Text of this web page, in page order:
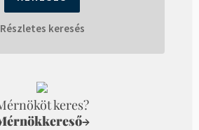
Részletes keresés
keres?
→